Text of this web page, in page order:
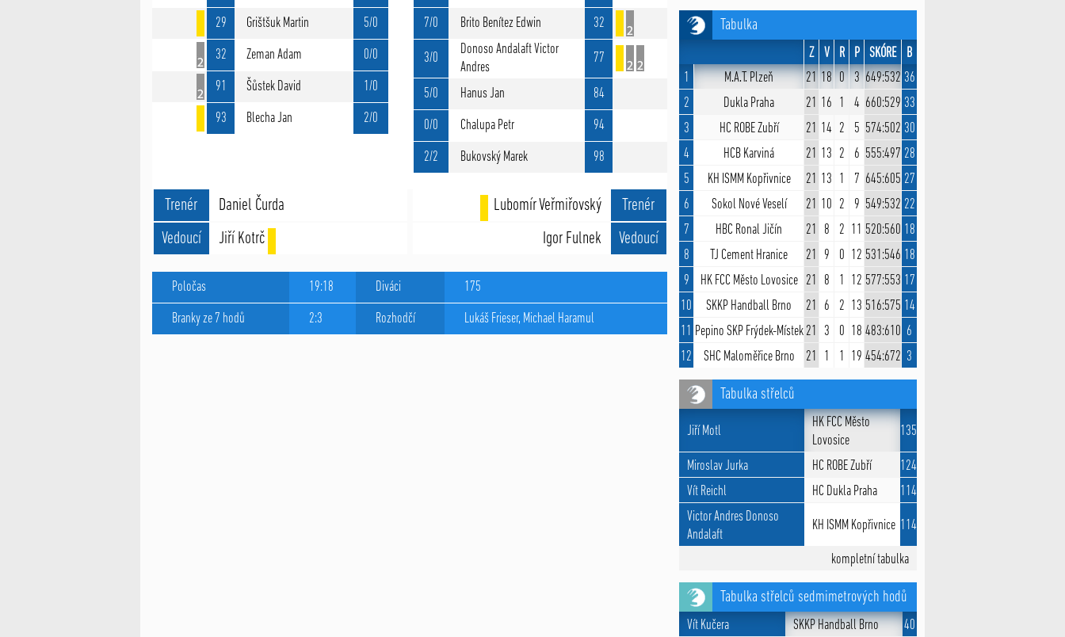
29 Grištšuk Martin 5/0
32 Zeman Adam 0/0
91 Šůstek David 1/0
93 Blecha Jan 2/0
7/0 Brito Benítez Edwin 32
3/0
Donoso Andalaft Victor
Andres
77
5/0 Hanus Jan 84
0/0 Chalupa Petr 94
2/2 Bukovský Marek 98
Trenér Daniel Čurda Trenér
Lubomír Veřmiřovský
Vedoucí
Jiří Kotrč Vedoucí
Igor Fulnek
Poločas 19:18 Diváci 175
Branky ze 7 hodů 2:3 Rozhodčí­ Lukáš Frieser, Michael Haramul
Tabulka
Z V R P SKÓRE
B
1
M.A.T. Plzeň 21 18 0 3 649:532 36
2
Dukla Praha 21 16 1 4 660:529 33
3
HC ROBE Zubří 21 14 2 5 574:502 30
4
HCB Karviná 21 13 2 6 555:497 28
5
KH ISMM Kopřivnice 21 13 1 7 645:605 27
6
Sokol Nové Veselí 21 10 2 9 549:532 22
7
HBC Ronal Jičín 21 8 2 11 520:560 18
8
TJ Cement Hranice 21 9 0 12 531:546 18
9
HK FCC Město Lovosice 21 8 1 12 577:553 17
10
SKKP Handball Brno 21 6 2 13 516:575 14
11 Pepino SKP Frýdek-Místek 21 3 0 18 483:610 6
12
SHC Maloměřice Brno 21 1 1 19 454:672 3
Tabulka střelců
Jiří Motl
HK FCC Město
Lovosice
135
Miroslav Jurka HC ROBE Zubří
124
Vít Reichl
HC Dukla Praha
114
Victor Andres Donoso
Andalaft
KH ISMM Kopřivnice 114
kompletní tabulka
Tabulka střelců sedmimetrových hodů
Vít Kučera SKKP Handball Brno
40